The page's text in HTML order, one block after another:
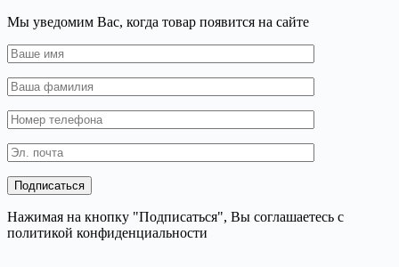
Мы уведомим Вас, когда товар появится на сайте
Нажимая на кнопку "Подписаться", Вы соглашаетесь с
политикой конфиденциальности